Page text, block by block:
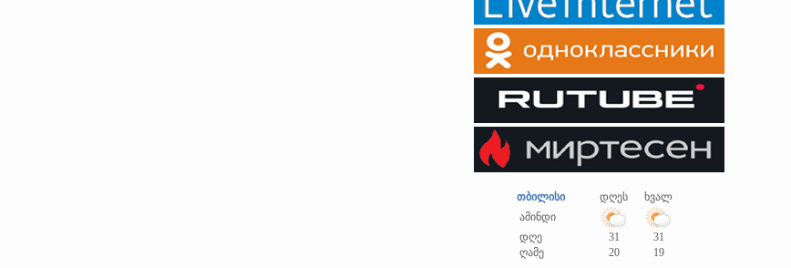
თბილისი დღეს
ხვალ
ამინდი
დღე
31
31
ღამე
20 19